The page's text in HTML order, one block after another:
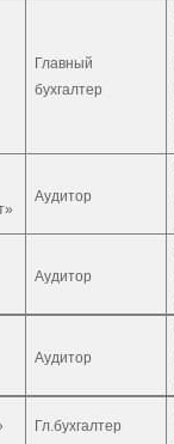
Главный
бухгалтер
Аудитор
Аудитор
Аудитор
Гл.бухгалтер